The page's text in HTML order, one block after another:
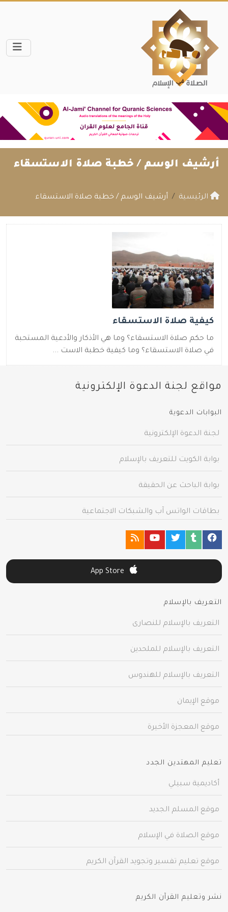
أرشيف الوسم / خطبة صلاة الاستسقاء
الرئيسية أرشيف الوسم / خطبة صلاة الاستسقاء
كيفية صلاة الاستسقاء
ما حكم صلاة الاستسقاء؟ وما هي الأذكار والأدعية المستحبة
في صلاة الاستسقاء؟ وما كيفية خطبة الاست ...
مواقع لجنة الدعوة الإلكترونية
البوابات الدعوية
لجنة الدعوة الإلكترونية
بوابة الكويت للتعريف بالإسلام
بوابة الباحث عن الحقيقة
بطاقات الواتس آب والشبكات الاجتماعية
التعريف بالإسلام
التعريف بالإسلام للنصارى
التعريف بالإسلام للملحدين
التعريف بالإسلام للهندوس
موقع الإيمان
موقع المعجزة الأخيرة
تعليم المهتدين الجدد
أكاديمية سبيلي
موقع المسلم الجديد
موقع الصلاة في الإسلام
موقع تعليم تفسير وتجويد القرآن الكريم
نشر وتعليم القرآن الكريم